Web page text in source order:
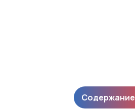
Содержание